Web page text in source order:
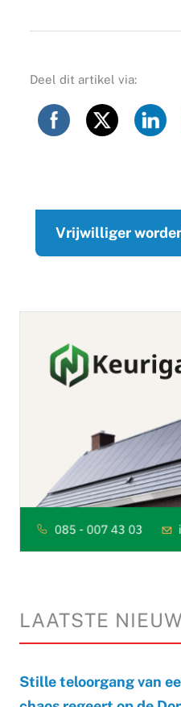
Deel dit artikel via:
Vrijwilliger
LAATSTE
Stille teloorgang van